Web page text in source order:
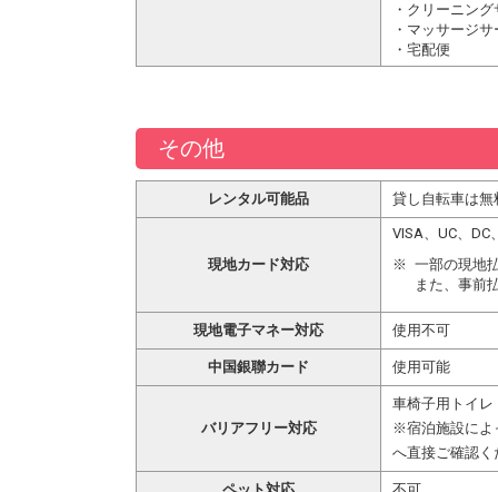
・クリーニン
・マッサージ
・宅配便
その他
レンタル可能品 貸し自転車は
現地カード対応
VISA、UC、
一部の現地
また、事前
現地電子マネー対応 使用不可
中国銀聯カード 使用可能
バリアフリー対応
車椅子用トイレ
※宿泊施設によ
へ直接ご確認く